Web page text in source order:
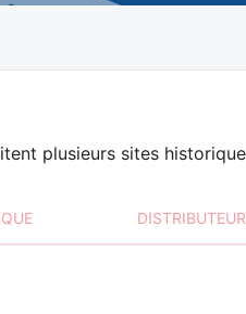
plusieurs sites